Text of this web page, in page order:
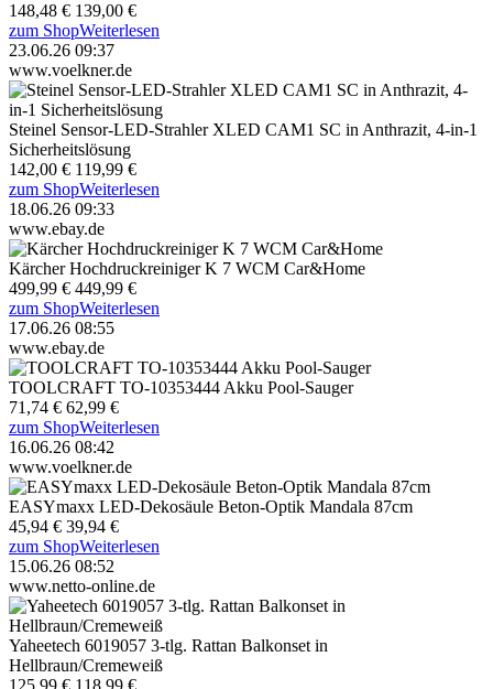
148,48 € 139,00 €
zum ShopWeiterlesen
23.06.26 09:37
www.voelkner.de
Steinel Sensor-LED-Strahler XLED CAM1 SC in Anthrazit, 4-in-1
Sicherheitslösung
142,00 € 119,99 €
zum ShopWeiterlesen
18.06.26 09:33
www.ebay.de
Kärcher Hochdruckreiniger K 7 WCM Car&Home
499,99 € 449,99 €
zum ShopWeiterlesen
17.06.26 08:55
www.ebay.de
TOOLCRAFT TO-10353444 Akku Pool-Sauger
71,74 € 62,99 €
zum ShopWeiterlesen
16.06.26 08:42
www.voelkner.de
EASYmaxx LED-Dekosäule Beton-Optik Mandala 87cm
45,94 € 39,94 €
zum ShopWeiterlesen
15.06.26 08:52
www.netto-online.de
Yaheetech 6019057 3-tlg. Rattan Balkonset in
Hellbraun/Cremeweiß
125,99 € 118,99 €